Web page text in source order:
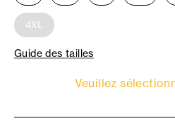
4XL
Guide des tailles
Veuillez